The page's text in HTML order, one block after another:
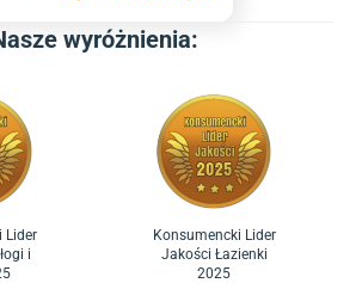
wyróżnienia:
Lider
i
Konsumencki Lider
Jakości Łazienki
2025